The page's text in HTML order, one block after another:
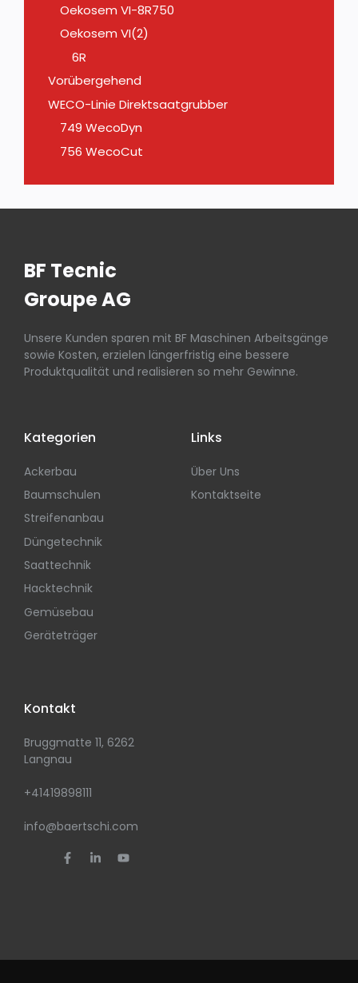
Oekosem VI-8R750
Oekosem VI(2)
6R
Vorübergehend
WECO-Linie Direktsaatgrubber
749 WecoDyn
756 WecoCut
BF Tecnic
Groupe AG
Unsere Kunden sparen mit BF Maschinen Arbeitsgänge
sowie Kosten, erzielen längerfristig eine bessere
Produktqualität und realisieren so mehr Gewinne.
Kategorien
Ackerbau
Baumschulen
Streifenanbau
Düngetechnik
Saattechnik
Hacktechnik
Gemüsebau
Geräteträger
Links
Über Uns
Kontaktseite
Kontakt
Bruggmatte 11, 6262
Langnau
+41419898111
info@baertschi.com